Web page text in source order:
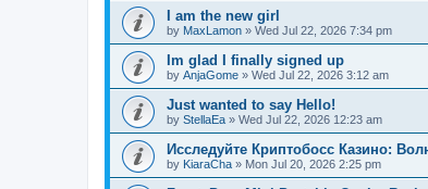
I am the new girl
by MaxLamon » Wed Jul 22, 2026 7:34 pm
Im glad I finally signed up
by AnjaGome » Wed Jul 22, 2026 3:12 am
Just wanted to say Hello!
by StellaEa » Wed Jul 22, 2026 12:23 am
Исследуйте Криптобосс Казино:
by KiaraCha » Mon Jul 20, 2026 2:25 pm